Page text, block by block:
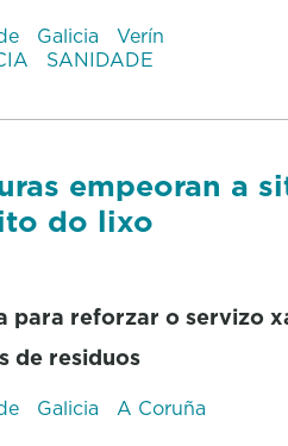
Galicia
Verín
SANIDADE
empeoran a
do lixo
para reforzar o servizo
de residuos
Galicia
A Coruña